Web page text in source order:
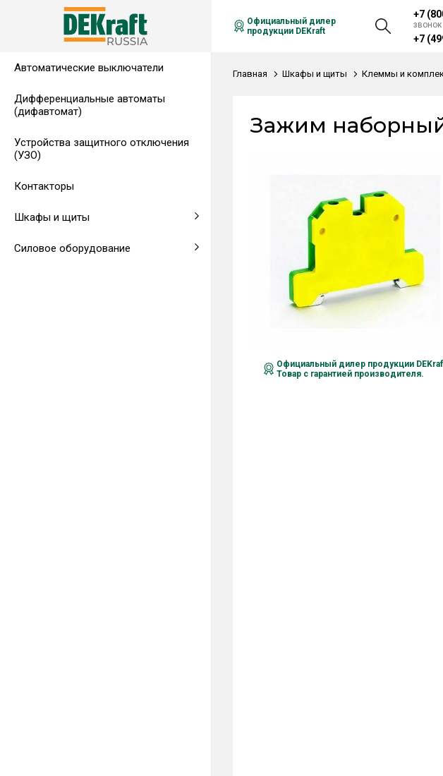
Автоматические выключатели
Дифференциальные автоматы
(дифавтомат)
Устройства защитного отключения
(УЗО)
Контакторы
Шкафы и щиты
Распределительные щиты,
Напольные щиты
Клеммы и комплектующие
Клеммы на DIN-рейку
Аксессуары для щитов
Силовое оборудование
Автоматические выключатели в
Аксессуары
Предохранители
Щитовые приборы
Амперметры
Автоматические воздушные
выключатели
Воздушные автоматические
Официальный дилер
продукции DEKraft
+7
+7
Главная Шкафы и щиты Клеммы и
Зажим
Официальный дилер продукции
Товар с гарантией производителя.